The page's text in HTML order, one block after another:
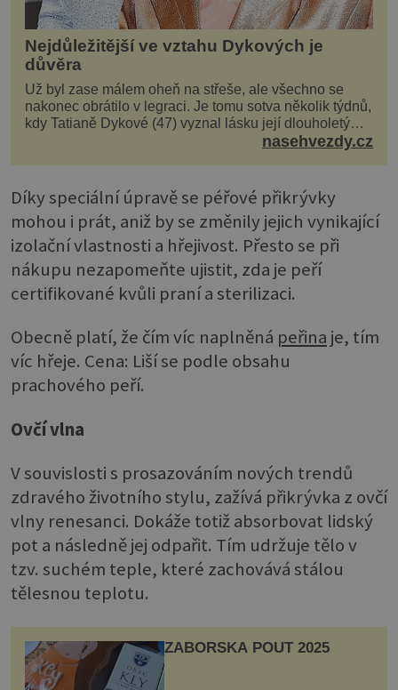
Nejdůležitější ve vztahu Dykových je
důvěra
Už byl zase málem oheň na střeše, ale všechno se
nakonec obrátilo v legraci. Je tomu sotva několik týdnů,
kdy Tatianě Dykové (47) vyznal lásku její dlouholetý
kolega a kamarád. Lidé si hned mysleli, ž...nasehvezdy.cz
Díky speciální úpravě se péřové přikrývky
mohou i prát, aniž by se změnily jejich vynikající
izolační vlastnosti a hřejivost. Přesto se při
nákupu nezapomeňte ujistit, zda je peří
certifikované kvůli praní a sterilizaci.
Obecně platí, že čím víc naplněná peřina je, tím
víc hřeje. Cena: Liší se podle obsahu
prachového peří.
Ovčí vlna
V souvislosti s prosazováním nových trendů
zdravého životního stylu, zažívá přikrývka z ovčí
vlny renesanci. Dokáže totiž absorbovat lidský
pot a následně jej odpařit. Tím udržuje tělo v
tzv. suchém teple, které zachovává stálou
tělesnou teplotu.
ZÁBOŘSKÁ POUŤ 2025